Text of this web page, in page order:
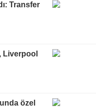
Transfer
Liverpool
özel